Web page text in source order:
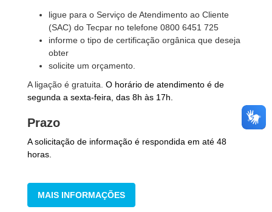
ligue para o Serviço de Atendimento ao Cliente
(SAC) do Tecpar no telefone 0800 6451 725
informe o tipo de certificação orgânica que deseja
obter
solicite um orçamento.
A ligação é gratuita. O horário de atendimento é de
segunda a sexta-feira, das 8h às 17h.
Prazo
A solicitação de informação é respondida em até 48
horas.
MAIS INFORMAÇÕES